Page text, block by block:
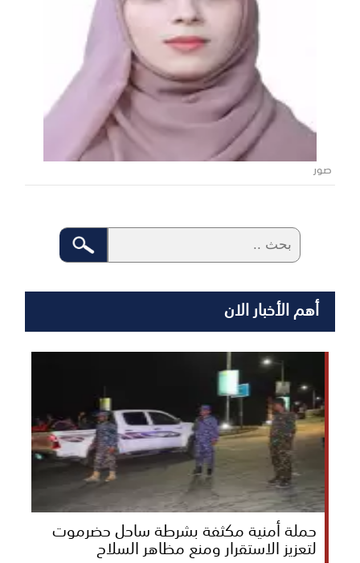
صور
أهم الأخبار الان
حملة أمنية مكثفة بشرطة ساحل حضرموت
لتعزيز الاستقرار ومنع مظاهر السلاح